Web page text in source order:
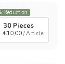
Réduction
30 Pieces
€10,00/ Article